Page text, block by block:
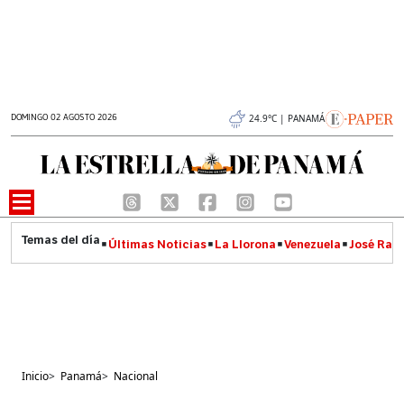
DOMINGO 02 AGOSTO 2026 24.9°C | PANAMÁ
Últimas Noticias La Llorona Venezuela José
Inicio> Panamá> Nacional